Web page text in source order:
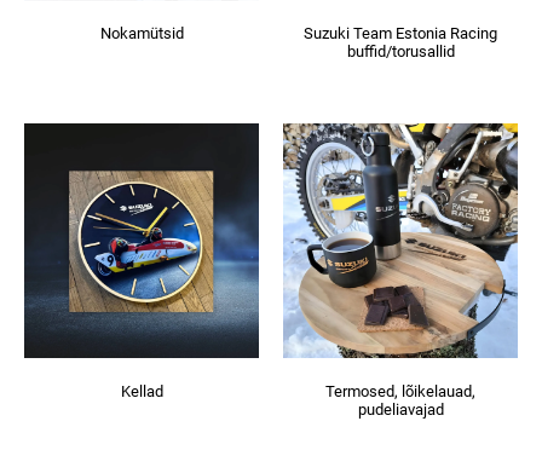
Nokamütsid
Suzuki Team Estonia Racing
buffid/torusallid
Kellad
Termosed, lõikelauad,
pudeliavajad